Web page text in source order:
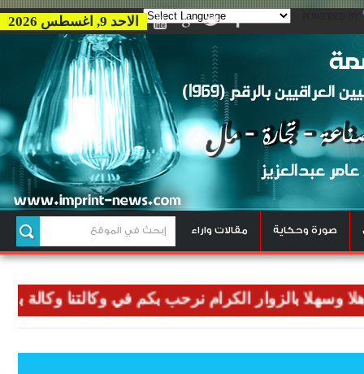
الاحد 9, اغسطس 2026
صورة وحكاية مقالات واراء
بالزوار الكرام نرحب بكم في وكالتنا وكالة بصمة